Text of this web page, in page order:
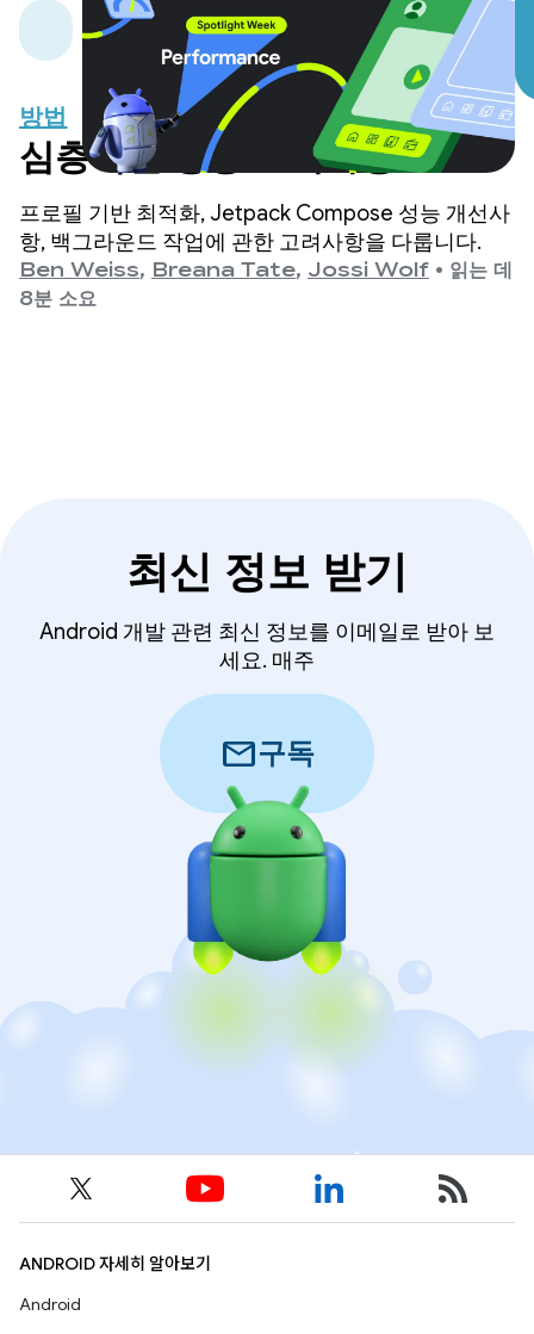
방법
심층적인 성능 고려사항
프로필 기반 최적화, Jetpack Compose 성능 개선사
항, 백그라운드 작업에 관한 고려사항을 다룹니다.
Ben Weiss, Breana Tate, Jossi Wolf • 읽는 데
8분 소요
최신 정보 받기
Android 개발 관련 최신 정보를 이메일로 받아 보
세요. 매주
mail구독
ANDROID 자세히 알아보기
Android